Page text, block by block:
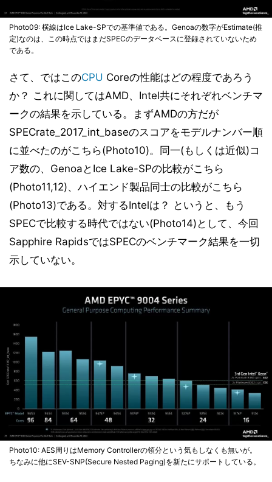
Photo09: 横線はIce Lake-SPでの基準値である。Genoaの数字がEstimate(推
定)なのは、この時点ではまだSPECのデータベースに登録されていないため
である。
さて、ではこのCPU Coreの性能はどの程度であろう
か？ これに関してはAMD、Intel共にそれぞれベンチマ
ークの結果を示している。まずAMDの方だが
SPECrate_2017_int_baseのスコアをモデルナンバー順
に並べたのがこちら(Photo10)。同一(もしくは近似)コ
ア数の、GenoaとIce Lake-SPの比較がこちら
(Photo11,12)、ハイエンド製品同士の比較がこちら
(Photo13)である。対するIntelは？ というと、もう
SPECで比較する時代ではない(Photo14)として、今回
Sapphire RapidsではSPECのベンチマーク結果を一切
示していない。
Photo10: AES周りはMemory Controllerの領分という気もしなくも無いが。
ちなみに他にSEV-SNP(Secure Nested Paging)を新たにサポートしている。